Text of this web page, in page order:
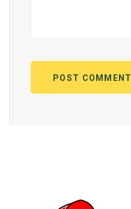
POST COMMENT